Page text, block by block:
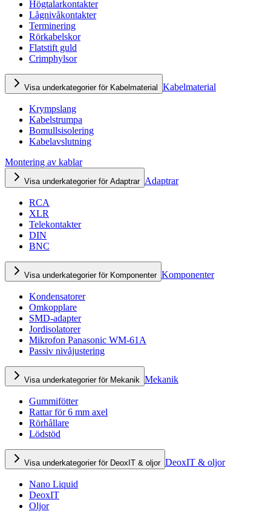
Högtalarkontakter
Lågnivåkontakter
Terminering
Rörkabelskor
Flatstift guld
Crimphylsor
Visa underkategorier för Kabelmaterial Kabelmaterial
Krympslang
Kabelstrumpa
Bomullsisolering
Kabelavslutning
Montering av kablar
Visa underkategorier för Adaptrar Adaptrar
RCA
XLR
Telekontakter
DIN
BNC
Visa underkategorier för Komponenter Komponenter
Kondensatorer
Omkopplare
SMD-adapter
Jordisolatorer
Mikrofon Panasonic WM-61A
Passiv nivåjustering
Visa underkategorier för Mekanik Mekanik
Gummifötter
Rattar för 6 mm axel
Rörhållare
Lödstöd
Visa underkategorier för DeoxIT & oljor DeoxIT & oljor
Nano Liquid
DeoxIT
Oljor